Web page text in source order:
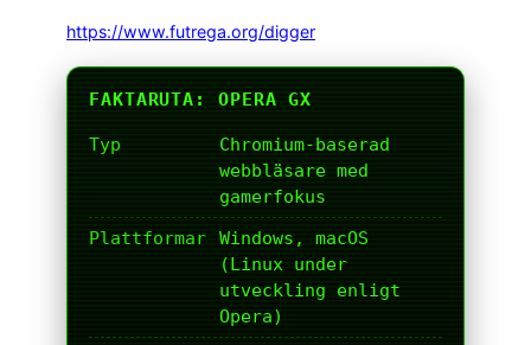
https://www.futrega.org/digger
FAKTARUTA: OPERA GX
Typ
Chromium-baserad
webbläsare med
gamerfokus
Plattformar
Windows, macOS
(Linux under
utveckling enligt
Opera)